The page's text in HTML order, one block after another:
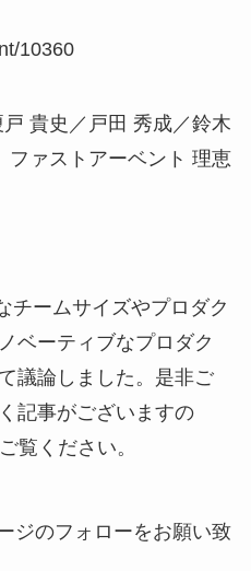
10360
貴史／戸田 秀成／鈴木
ファストアーベント 理恵
チームサイズやプロダク
ベーティブなプロダク
議論しました。是非ご
記事がございますの
覧ください。